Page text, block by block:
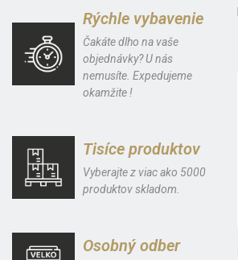
Rýchle vybavenie
Čakáte dlho na vaše
objednávky? U nás
nemusíte. Expedujeme
okamžite !
Tisíce produktov
Vyberajte z viac ako 5000
produktov skladom.
Osobný odber